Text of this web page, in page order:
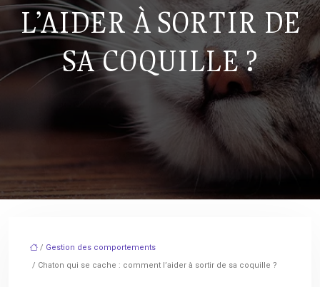
L’AIDER À SORTIR DE
SA COQUILLE ?
/ Gestion des comportements
/ Chaton qui se cache : comment l’aider à sortir de sa coquille ?